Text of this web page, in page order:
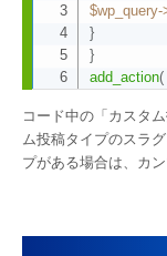
$wp_query-
}
}
add_action(
コード中の「カスタ
ム投稿タイプのスラ
プがある場合は、カ